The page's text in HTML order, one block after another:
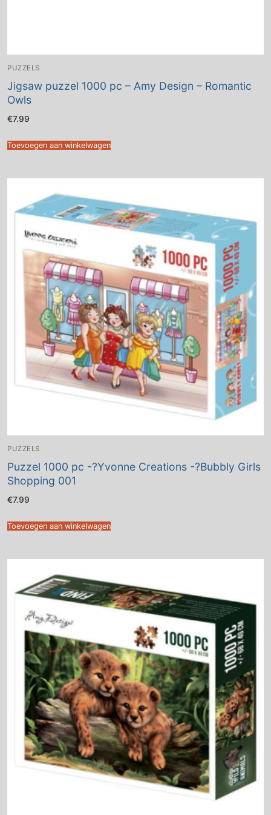
PUZZELS
Jigsaw puzzel 1000 pc – Amy Design – Romantic
Owls
€7.99
Toevoegen aan winkelwagen
PUZZELS
Puzzel 1000 pc -?Yvonne Creations -?Bubbly Girls
Shopping 001
€7.99
Toevoegen aan winkelwagen